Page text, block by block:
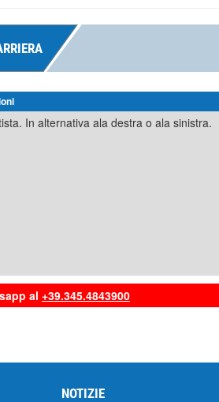
In alternativa ala destra o ala sinistra.
al +39.345.4843900
NOTIZIE